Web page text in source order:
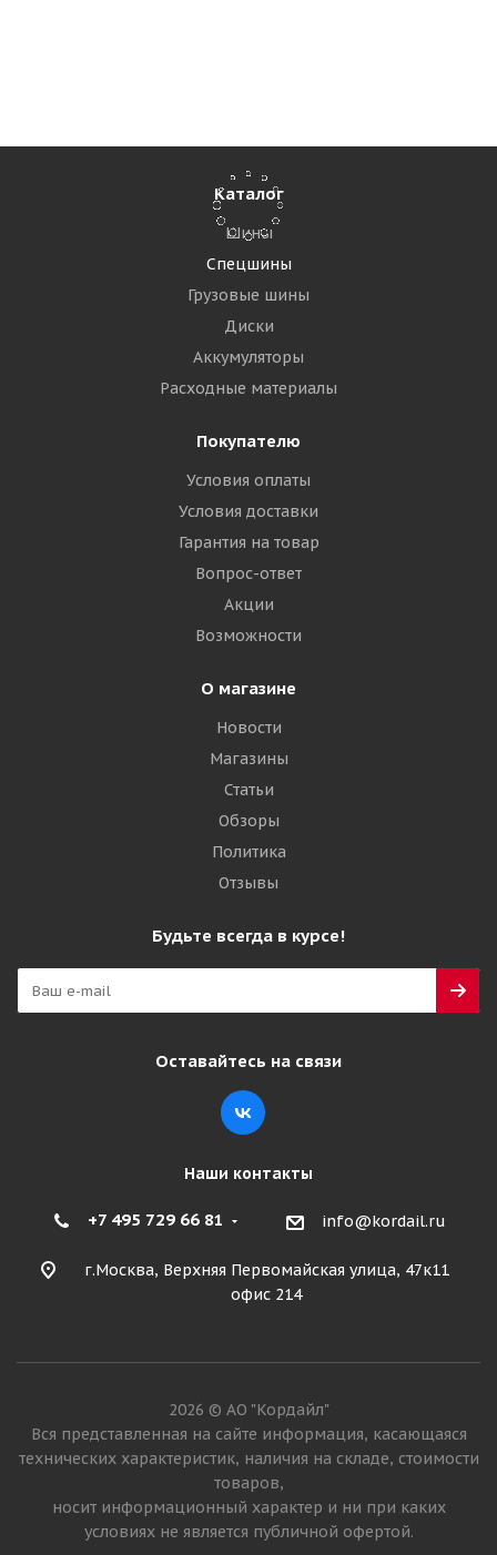
Подробнее
Каталог
Шины
Спецшины
Грузовые шины
Диски
Аккумуляторы
Расходные материалы
Покупателю
Условия оплаты
Условия доставки
Гарантия на товар
Вопрос-ответ
Акции
Возможности
О магазине
Новости
Магазины
Статьи
Обзоры
Политика
Отзывы
Будьте всегда в курсе!
Оставайтесь на связи
Наши контакты
+7 495 729 66 81 info@kordail.ru
г.Москва, Верхняя Первомайская улица, 47к11
офис 214
2026 © АО "Кордайл"
Вся представленная на сайте информация, касающаяся
технических характеристик, наличия на складе, стоимости
товаров,
носит информационный характер и ни при каких
условиях не является публичной офертой.